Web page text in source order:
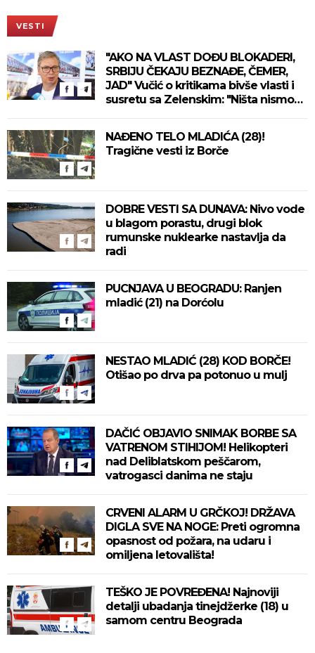
VESTI
"AKO NA VLAST DOĐU BLOKADERI,
SRBIJU ČEKAJU BEZNAĐE, ČEMER,
JAD" Vučić o kritikama bivše vlasti i
susretu sa Zelenskim: "Ništa nismo
NAĐENO TELO MLADIĆA (28)!
Tragične vesti iz Borče
DOBRE VESTI SA DUNAVA: Nivo vode
u blagom porastu, drugi blok
rumunske nuklearke nastavlja da
radi
PUCNJAVA U BEOGRADU: Ranjen
mladić (21) na Dorćolu
NESTAO MLADIĆ (28) KOD BORČE!
Otišao po drva pa potonuo u mulj
DAČIĆ OBJAVIO SNIMAK BORBE SA
VATRENOM STIHIJOM! Helikopteri
nad Deliblatskom peščarom,
vatrogasci danima ne staju
CRVENI ALARM U GRČKOJ! DRŽAVA
DIGLA SVE NA NOGE: Preti ogromna
opasnost od požara, na udaru i
omiljena letovališta!
TEŠKO JE POVREĐENA! Najnoviji
detalji ubadanja tinejdžerke (18) u
samom centru Beograda